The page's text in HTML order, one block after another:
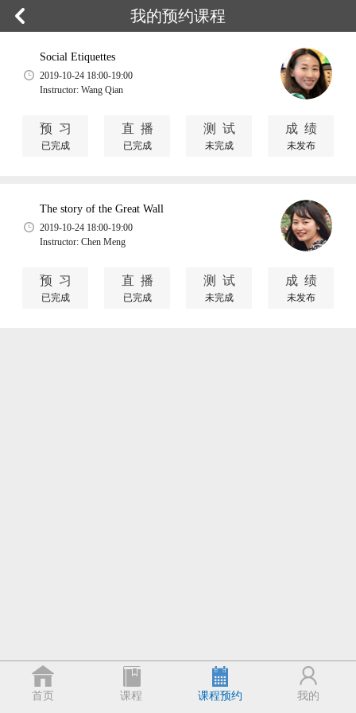
我的预约课程
Social Etiquettes
2019-10-24 18:00-19:00
Instructor: Wang Qian
预 习
已完成
直 播
已完成
测 试
未完成
成 绩
未发布
The story of the Great Wall
2019-10-24 18:00-19:00
Instructor: Chen Meng
预 习
已完成
直 播
已完成
测 试
未完成
成 绩
未发布
首页 课程 课程预约 我的